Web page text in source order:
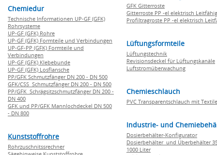
Chemiedur
Technische Informationen UP-GF (GFK)
Rohrsysteme
UP-GF (GFK) Rohre
UP-GF (GFK) Formteile und Verbindungen
UP-GF-PP (GFK) Formteile und
Verbindungen
UP-GF (GFK) Klebebunde
UP-GF (GFK) Losflansche
PP/GFK Schmutzfänger DN 200 - DN 500
GFK/CSS Schmutzfänger DN 200 - DN 500
PP/GFK Schrägsitzschmutzfänger DN 200 -
DN 400
GFK und PP/GFK Mannlochdeckel DN 500
- DN 800
Kunststoffrohre
Rohrzuschnitssrechner
GFK Gitterroste
Gitterroste PP -el elektrisch Leitfähig
Profiltragroste PP -el elektrisch
Lüftungsformteile
Lüftungstechnik
Revisionsdeckel für Lüftungskanäle
Luftstromüberwachung
Chemieschlauch
PVC Transparentschlauch mit
Industrie- und
Dosierbehälter-Konfigurator
Dosierbehälter und Überbehälter
1000 Liter